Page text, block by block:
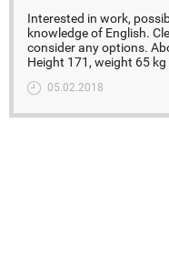
Interested in work,
knowledge of English.
consider any options.
Height 171, weight 65
05.02.2018